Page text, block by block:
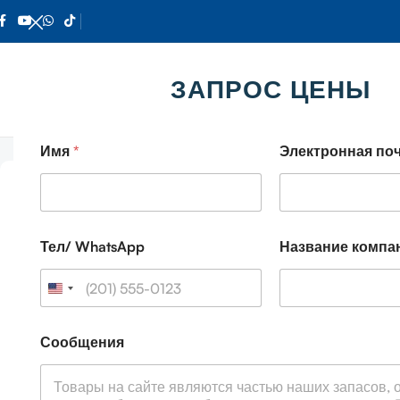
ЗАПРОС ЦЕНЫ
Имя * Электронная
Тел/ WhatsApp Название
а
з
Сообщения